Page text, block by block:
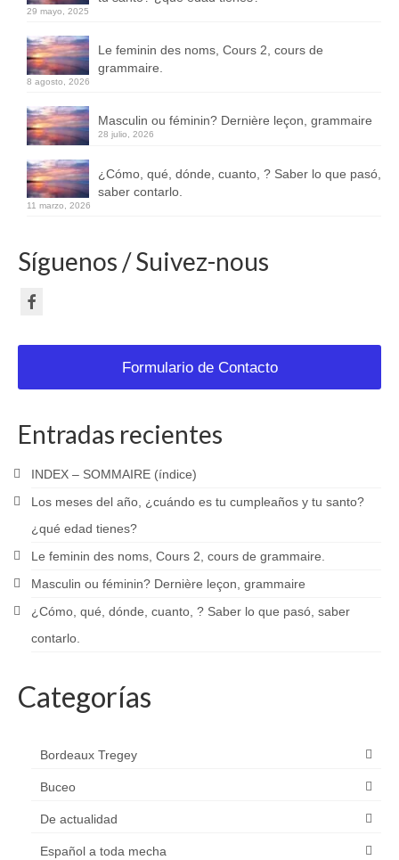
29 mayo, 2025
Le feminin des noms, Cours 2, cours de
grammaire.
8 agosto, 2026
Masculin ou féminin? Dernière leçon, grammaire
28 julio, 2026
¿Cómo, qué, dónde, cuanto, ? Saber lo que pasó,
saber contarlo.
11 marzo, 2026
Síguenos / Suivez-nous
Formulario de Contacto
Entradas recientes
INDEX – SOMMAIRE (índice)
Los meses del año, ¿cuándo es tu cumpleaños y tu santo?
¿qué edad tienes?
Le feminin des noms, Cours 2, cours de grammaire.
Masculin ou féminin? Dernière leçon, grammaire
¿Cómo, qué, dónde, cuanto, ? Saber lo que pasó, saber
contarlo.
Categorías
Bordeaux Tregey
Buceo
De actualidad
Español a toda mecha